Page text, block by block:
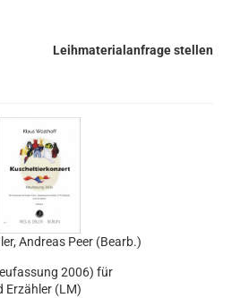
Leihmaterialanfrage stellen
Andreas Peer (Bearb.)
2006) für
Erzähler (LM)